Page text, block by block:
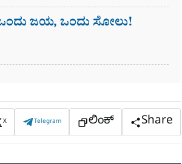
ಜಯ, ಒಂದು ಸೋಲು!
X Telegram ಲಿಂಕ್ Share